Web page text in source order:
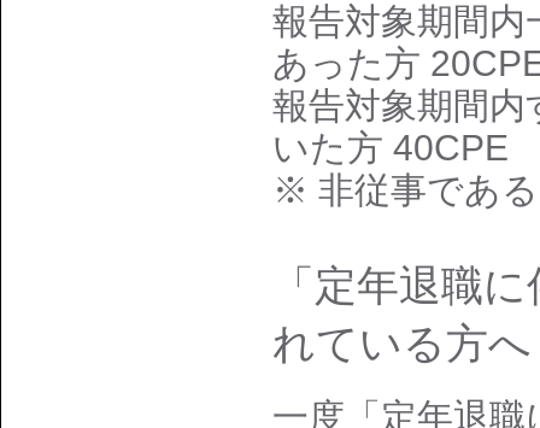
報告対象期間
あった方
報告対象期間
いた方 40CPE
※ 非従事であ
「定年退職
れている方へ
一度「定年退